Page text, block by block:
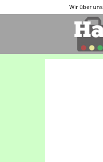
Wir über uns